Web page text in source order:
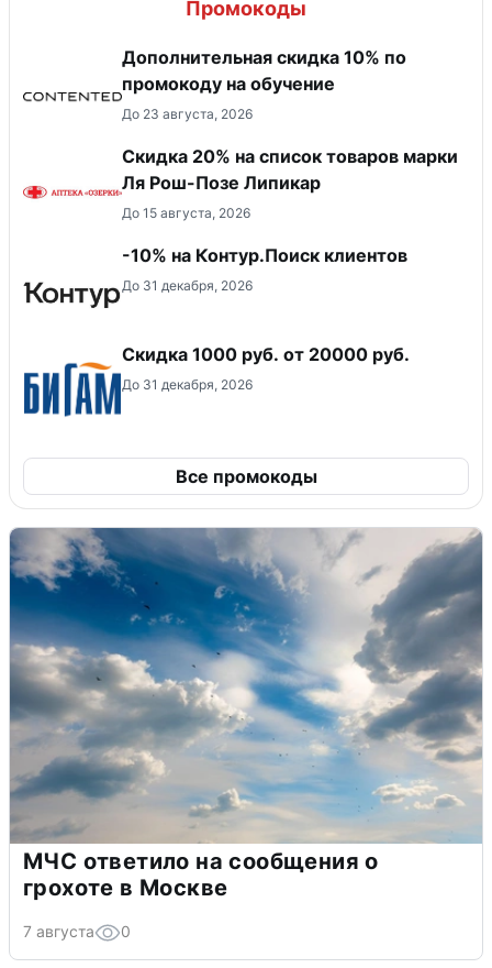
Промокоды
Дополнительная скидка 10% по
промокоду на обучение
До 23 августа, 2026
Скидка 20% на список товаров марки
Ля Рош-Позе Липикар
До 15 августа, 2026
-10% на Контур.Поиск клиентов
До 31 декабря, 2026
​Скидка 1000 руб. от 20000 руб.
До 31 декабря, 2026
Все промокоды
МЧС ответило на сообщения о
грохоте в Москве
7 августа 0